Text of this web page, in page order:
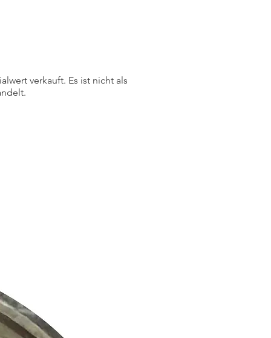
verkauft. Es ist nicht als